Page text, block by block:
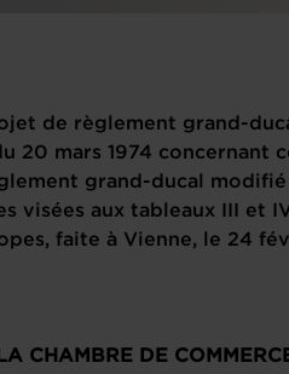
LA
de règlement grand-
20 mars 1974 concernant
grand-ducal
visées aux tableaux III et
faite à Vienne, le 24
CHAMBRE DE